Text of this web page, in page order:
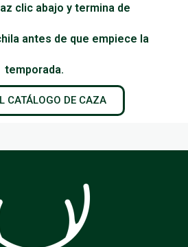
clic abajo y termina de
antes de que empiece la
temporada.
CATÁLOGO DE CAZA